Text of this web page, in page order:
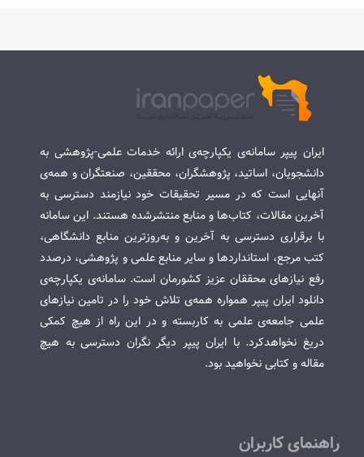
ایران پیپر سامانه‌ی یکپارچه‌ی ارائه خدمات علمی-پژوهشی به
دانشجویان، اساتید، پژوهشگران، محققین، صنعتگران و همه‌ی
آنهایی است که در مسیر تحقیقات خود نیازمند دسترسی به
آخرین مقالات، کتاب‌ها و منابع منتشرشده هستند. این سامانه
با برقراری دسترسی به آخرین و به‌روزترین منابع دانشگاهی،
کتب مرجع، استانداردها و سایر منابع علمی و پژوهشی، درصدد
رفع نیازهای محققان عزیز کشورمان است. سامانه‌ی یکپارچه‌ی
دانلود ایران پیپر همواره همه‌ی تلاش خود را در تامین نیازهای
علمی جامعه‌ی علمی به کاربسته و در این راه از هیچ کمکی
دریغ نخواهدکرد. با ایران پیپر دیگر نگران دسترسی به هیچ
مقاله و کتابی نخواهید بود.
راهنمای کاربران